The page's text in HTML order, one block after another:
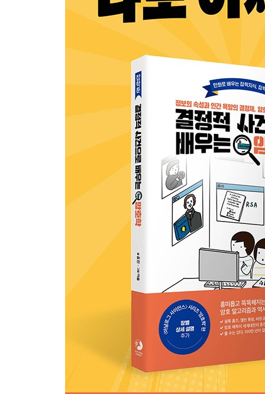
30화 발견은 먼저, 발표는 늦게
31화 RSA 암호 속 수학 이야기
32화 RSA-2048이 깨지면
33화 엘가말, 타원곡선, SHA 암호